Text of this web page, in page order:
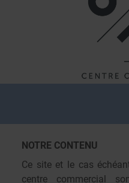
NOTRE CONTENU
Ce site et le cas
centre commercial
Panneau de gestion des